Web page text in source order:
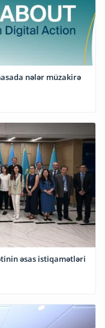
nələr müzakirə
əsas istiqamətləri